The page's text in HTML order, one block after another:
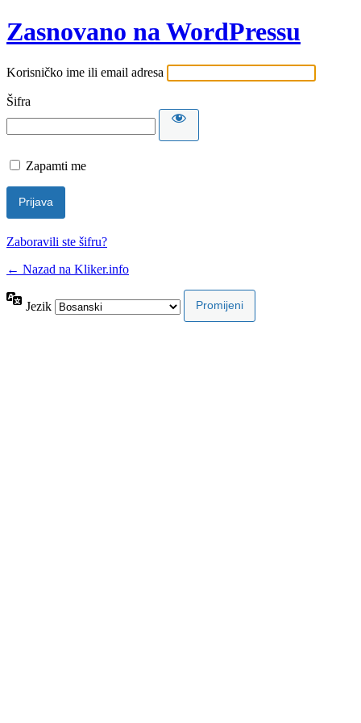
Zasnovano na WordPressu
Korisničko ime ili email adresa
Šifra
Zapamti me
Zaboravili ste šifru?
← Nazad na Kliker.info
Jezik